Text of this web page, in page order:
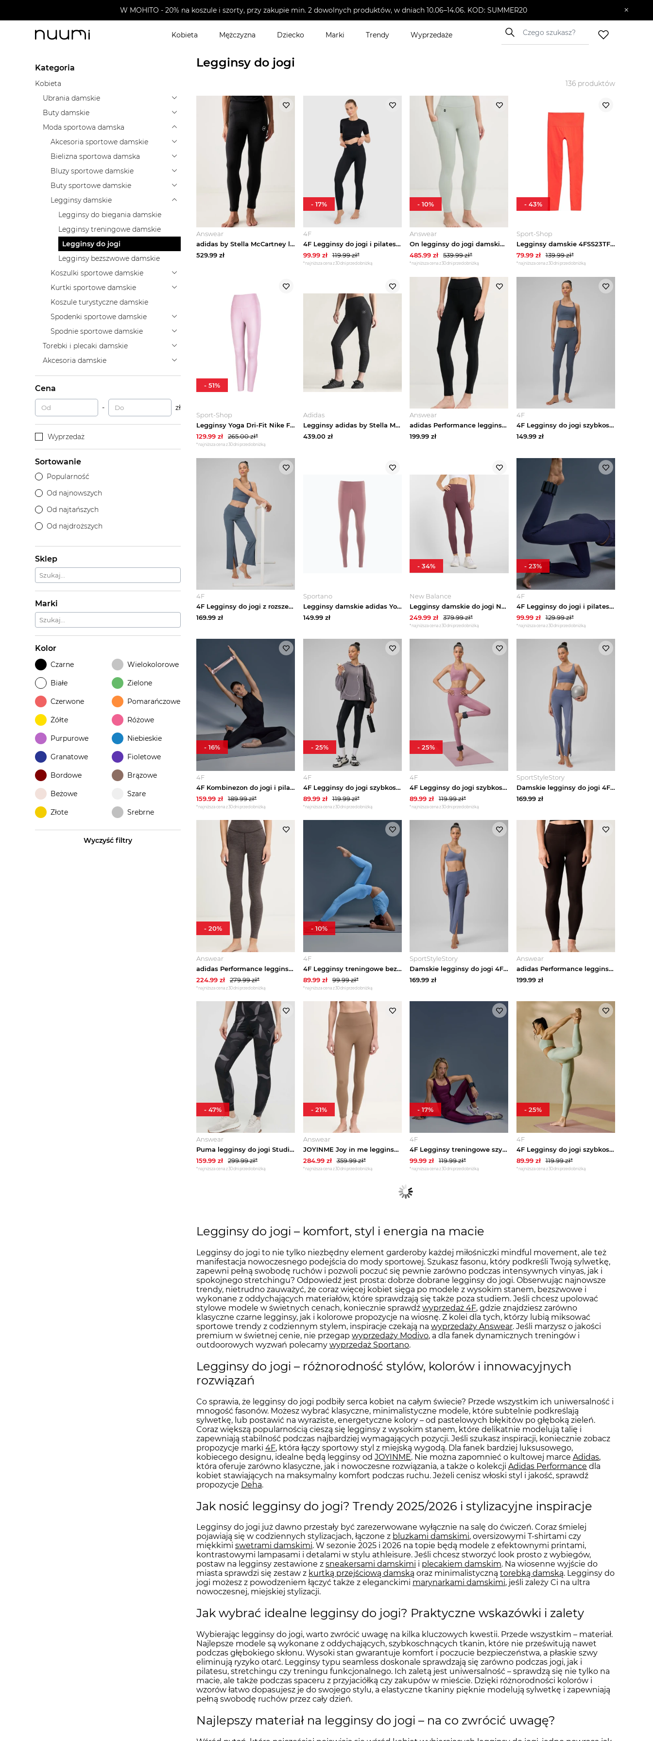
W MOHITO - 20% na koszule i szorty, przy zakupie min. 2 dowolnych produktów, w dniach 10.06–14.06. KOD: SUMMER20 ×
Kobieta Mężczyzna Dziecko Marki Trendy
Wyprzedaże
Kategoria
Kobieta
Ubrania damskie
Buty damskie
Moda sportowa damska
Akcesoria sportowe damskie
Bielizna sportowa damska
Bluzy sportowe damskie
Buty sportowe damskie
Legginsy damskie
Legginsy do biegania damskie
Legginsy treningowe damskie
Legginsy do jogi
Legginsy bezszwowe damskie
Koszulki sportowe damskie
Kurtki sportowe damskie
Koszule turystyczne damskie
Spodenki sportowe damskie
Spodnie sportowe damskie
Torebki i plecaki damskie
Akcesoria damskie
Cena
- zł
Wyprzedaż
Sortowanie
Popularność
Od najnowszych
Od najtańszych
Od najdroższych
Sklep
Marki
Kolor
Czarne Wielokolorowe
Białe Zielone
Czerwone Pomarańczowe
Żółte Różowe
Purpurowe Niebieskie
Granatowe Fioletowe
Bordowe Brązowe
Beżowe Szare
Złote Srebrne
Wyczyść filtry
Legginsy do jogi
136 produktów
Answear
adidas by Stella McCartney legginsy do jogi damskie czarny
529.99 zł
4F
4F Legginsy do jogi i pilatesu szybkoschnące damskie - czarne XS
99.99zł 119.99zł*
*najniższa cena z 30 dni przed obniżką
- 17%
Answear
On legginsy do jogi damskie Studio zielony
485.99 zł 539.99zł*
*najniższa cena z 30 dni przed obniżką
- 10%
Sport-Shop
Legginsy damskie 4FSS23TFTIF053 4F Czerwony
79.99zł 139.99zł*
*najniższa cena z 30 dni przed obniżką
- 43%
Sport-Shop
Legginsy Yoga Dri-Fit Nike Fioletowy
129.99 zł 265.00zł*
*najniższa cena z 30 dni przed obniżką
- 51%
Adidas
Legginsy adidas by Stella McCartney Joga 7 / 8 czarny
439.00zł
Answear
adidas Performance legginsy do jogi All Me czarny
199.99 zł
4F
4F Legginsy do jogi szybkoschnące damskie - granatowe M Fioletowy
149.99zł
4F
4F Legginsy do jogi z rozszerzanymi nogawkami damskie - niebieskie XL
169.99 zł
Sportano
Legginsy damskie adidas Yoga Luxe Studio 7 / 8 magic mauve Różowy
149.99zł
New Balance
Legginsy damskie do jogi New Balance Harmony WP51124FDP – bordowe
249.99 zł 379.99zł*
*najniższa cena z 30 dni przed obniżką
- 34%
4F
4F Legginsy do jogi i pilatesu bezszwowe damskie - granatowe M / L
99.99zł 129.99zł*
*najniższa cena z 30 dni przed obniżką
- 23%
4F
4F Kombinezon do jogi i pilatesu szybkoschnący damski - czarny S
159.99 zł 189.99zł*
*najniższa cena z 30 dni przed obniżką
- 16%
4F
4F Legginsy do jogi szybkoschnące damskie - czarne L
89.99zł 119.99zł*
*najniższa cena z 30 dni przed obniżką
- 25%
4F
4F Legginsy do jogi szybkoschnące damskie - różowe L
89.99 zł 119.99zł*
*najniższa cena z 30 dni przed obniżką
- 25%
SportStyleStory
Damskie legginsy do jogi 4F 4FRSS26TFTIF495 - denim
169.99zł
Answear
adidas Performance legginsy do jogi damskie All me brązowy
224.99 zł 279.99zł*
*najniższa cena z 30 dni przed obniżką
- 20%
4F
4F Legginsy treningowe bezszwowe damskie - niebieskie M / L
89.99zł 99.99zł*
*najniższa cena z 30 dni przed obniżką
- 10%
SportStyleStory
Damskie legginsy do jogi 4F 4FRSS26TFTRF1390 - denim
169.99 zł
Answear
adidas Performance legginsy do jogi damskie All me brązowy
199.99zł
Answear
Puma legginsy do jogi Studio czarny
159.99 zł 299.99zł*
*najniższa cena z 30 dni przed obniżką
- 47%
Answear
JOYINME Joy in me legginsy do jogi Oneness Bond brązowy
284.99zł 359.99zł*
*najniższa cena z 30 dni przed obniżką
- 21%
4F
4F Legginsy treningowe szybkoschnące damskie - fioletowe S
99.99 zł 119.99zł*
*najniższa cena z 30 dni przed obniżką
- 17%
4F
4F Legginsy do jogi szybkoschnące damskie - miętowe XS Turkusowy
89.99zł 119.99zł*
*najniższa cena z 30 dni przed obniżką
- 25%
Legginsy do jogi – komfort, styl i energia na macie
Legginsy do jogi to nie tylko niezbędny element garderoby każdej miłośniczki mindful movement, ale też
manifestacja nowoczesnego podejścia do mody sportowej. Szukasz fasonu, który podkreśli Twoją sylwetkę,
zapewni pełną swobodę ruchów i pozwoli poczuć się pewnie zarówno podczas intensywnych vinyas, jak i
spokojnego stretchingu? Odpowiedź jest prosta: dobrze dobrane legginsy do jogi. Obserwując najnowsze
trendy, nietrudno zauważyć, że coraz więcej kobiet sięga po modele z wysokim stanem, bezszwowe i
wykonane z oddychających materiałów, które sprawdzają się także poza studiem. Jeśli chcesz upolować
stylowe modele w świetnych cenach, koniecznie sprawdź wyprzedaż 4F, gdzie znajdziesz zarówno
klasyczne czarne legginsy, jak i kolorowe propozycje na wiosnę. Z kolei dla tych, którzy lubią miksować
sportowe trendy z codziennym stylem, inspiracje czekają na wyprzedaży Answear. Jeśli marzysz o jakości
premium w świetnej cenie, nie przegap wyprzedaży Modivo, a dla fanek dynamicznych treningów i
outdoorowych wyzwań polecamy wyprzedaż Sportano.
Legginsy do jogi – różnorodność stylów, kolorów i innowacyjnych
rozwiązań
Co sprawia, że legginsy do jogi podbiły serca kobiet na całym świecie? Przede wszystkim ich uniwersalność i
mnogość fasonów. Możesz wybrać klasyczne, minimalistyczne modele, które subtelnie podkreślają
sylwetkę, lub postawić na wyraziste, energetyczne kolory – od pastelowych błękitów po głęboką zieleń.
Coraz większą popularnością cieszą się legginsy z wysokim stanem, które delikatnie modelują talię i
zapewniają stabilność podczas najbardziej wymagających pozycji. Jeśli szukasz inspiracji, koniecznie zobacz
propozycje marki 4F, która łączy sportowy styl z miejską wygodą. Dla fanek bardziej luksusowego,
kobiecego designu, idealne będą legginsy od JOYINME. Nie można zapomnieć o kultowej marce Adidas,
która oferuje zarówno klasyczne, jak i nowoczesne rozwiązania, a także o kolekcji Adidas Performance dla
kobiet stawiających na maksymalny komfort podczas ruchu. Jeżeli cenisz włoski styl i jakość, sprawdź
propozycje Deha.
Jak nosić legginsy do jogi? Trendy 2025/2026 i stylizacyjne inspiracje
Legginsy do jogi już dawno przestały być zarezerwowane wyłącznie na salę do ćwiczeń. Coraz śmielej
pojawiają się w codziennych stylizacjach, łączone z bluzkami damskimi, oversizowymi T-shirtami czy
miękkimi swetrami damskimi. W sezonie 2025 i 2026 na topie będą modele z efektownymi printami,
kontrastowymi lampasami i detalami w stylu athleisure. Jeśli chcesz stworzyć look prosto z wybiegów,
postaw na legginsy zestawione z sneakersami damskimi i plecakiem damskim. Na wiosenne wyjście do
miasta sprawdzi się zestaw z kurtką przejściową damską oraz minimalistyczną torebką damską. Legginsy do
jogi możesz z powodzeniem łączyć także z eleganckimi marynarkami damskimi, jeśli zależy Ci na ultra
nowoczesnej, miejskiej stylizacji.
Jak wybrać idealne legginsy do jogi? Praktyczne wskazówki i zalety
Wybierając legginsy do jogi, warto zwrócić uwagę na kilka kluczowych kwestii. Przede wszystkim – materiał.
Najlepsze modele są wykonane z oddychających, szybkoschnących tkanin, które nie prześwitują nawet
podczas głębokiego skłonu. Wysoki stan gwarantuje komfort i poczucie bezpieczeństwa, a płaskie szwy
eliminują ryzyko otarć. Legginsy typu seamless doskonale sprawdzają się zarówno podczas jogi, jak i
pilatesu, stretchingu czy treningu funkcjonalnego. Ich zaletą jest uniwersalność – sprawdzą się nie tylko na
macie, ale także podczas spaceru z przyjaciółką czy zakupów w mieście. Dzięki różnorodności kolorów i
wzorów łatwo dopasujesz je do swojego stylu, a elastyczne tkaniny pięknie modelują sylwetkę i zapewniają
pełną swobodę ruchów przez cały dzień.
Najlepszy materiał na legginsy do jogi – na co zwrócić uwagę?